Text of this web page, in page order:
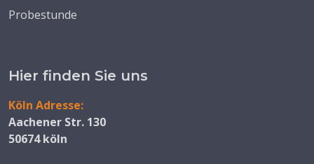
Probestunde
Hier finden Sie uns
Köln Adresse:
Aachener Str. 130
50674 köln